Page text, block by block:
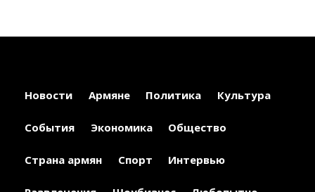
Новости Армяне Политика Культура
События Экономика Общество
Страна армян Спорт Интервью